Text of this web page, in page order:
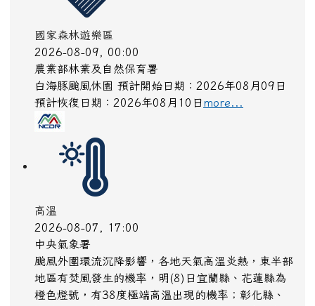
國家森林遊樂區
2026-08-09, 00:00
農業部林業及自然保育署
白海豚颱風休園 預計開始日期：2026年08月09日
預計恢復日期：2026年08月10日more...
高溫
2026-08-07, 17:00
中央氣象署
颱風外圍環流沉降影響，各地天氣高溫炎熱，東半部
地區有焚風發生的機率，明(8)日宜蘭縣、花蓮縣為
橙色燈號，有38度極端高溫出現的機率；彰化縣、